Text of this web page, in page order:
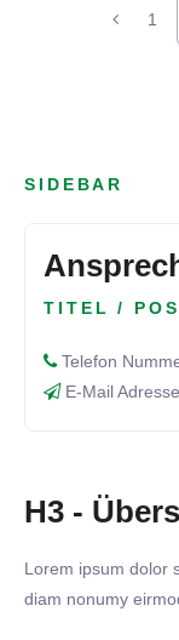
1
SIDEBAR
TITEL /
Telefon
E-Mail Adresse
H3 -
Lorem ipsum dolor
diam nonumy